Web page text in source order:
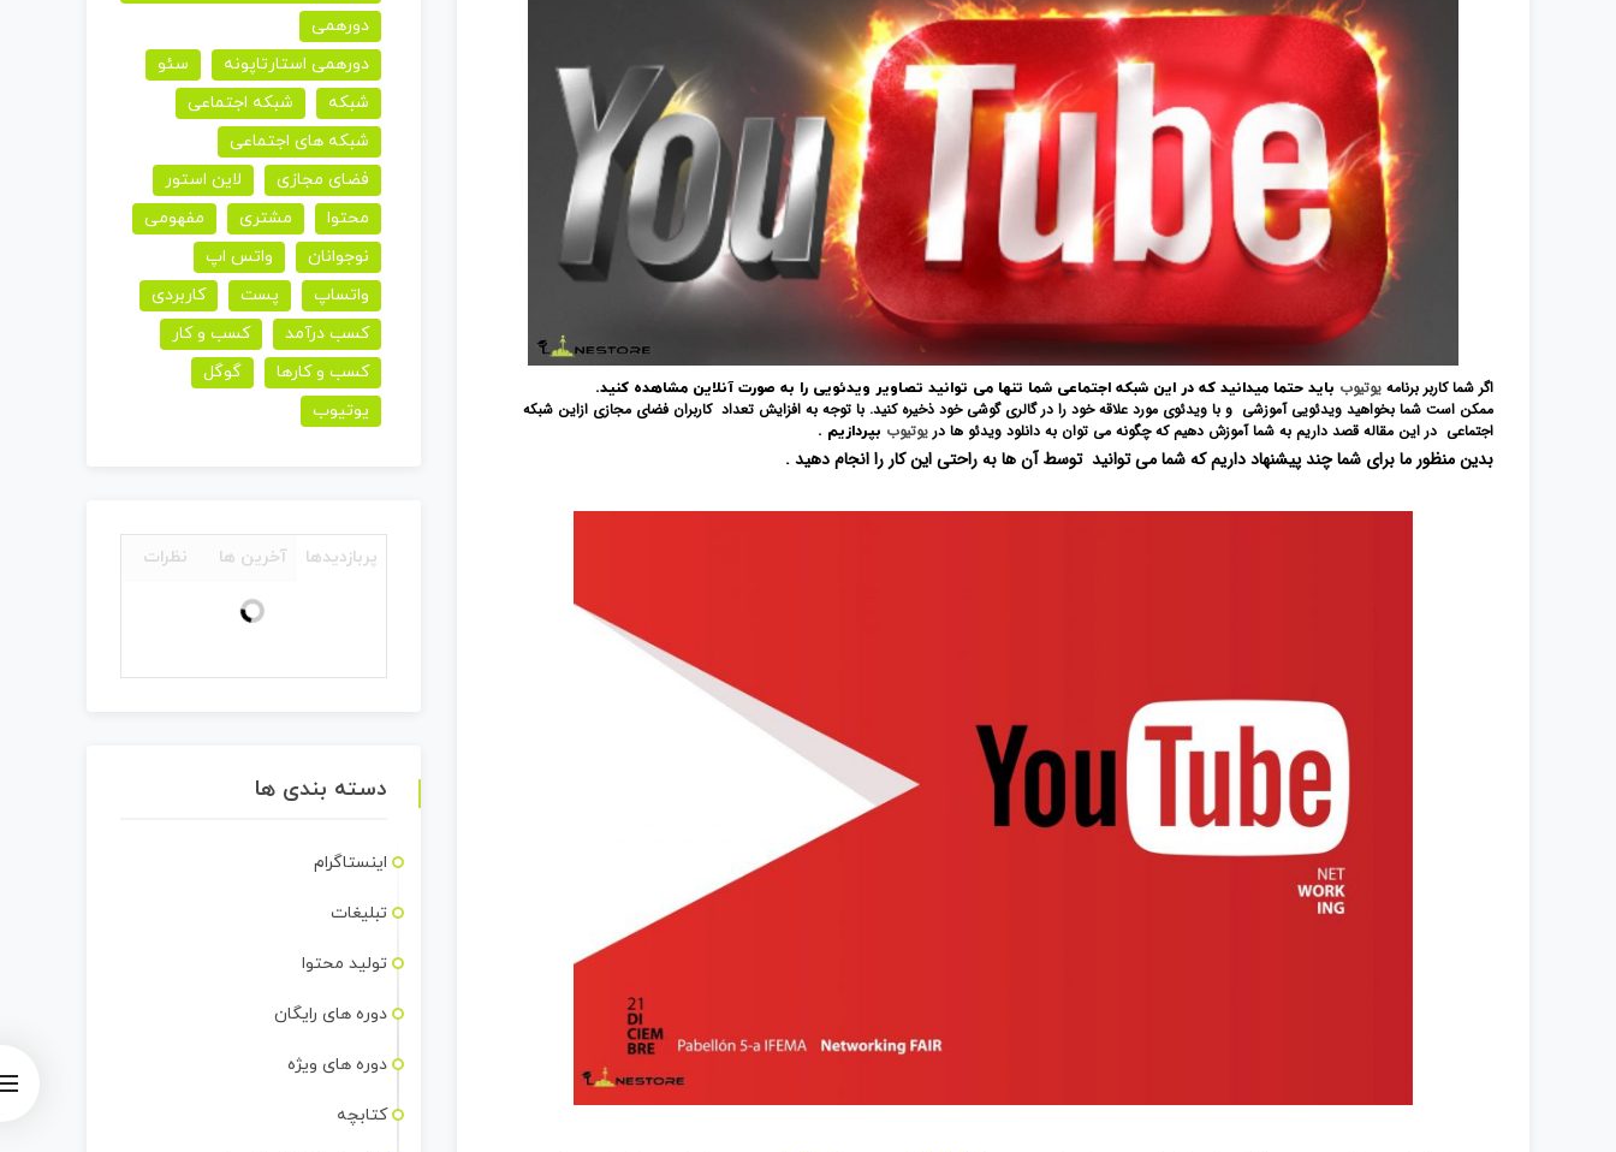
اگر شما کاربر برنامه یوتیوب باید حتما میدانید که در این شبکه اجتماعی شما تنها می توانید تصاویر ویدئویی را به صورت آنلاین مشاهده کنید.
ممکن است شما بخواهید ویدئویی آموزشی و با ویدئوی مورد علاقه خود را در گالری گوشی خود ذخیره کنید. با توجه به افزایش تعداد کاربران فضای مجازی ازاین شبکه
اجتماعی در این مقاله قصد داریم به شما آموزش دهیم که چگونه می توان به دانلود ویدئو ها در یوتیوب بپردازیم .
بدین منظور ما برای شما چند پیشنهاد داریم که شما می توانید توسط آن ها به راحتی این کار را انجام دهید .
دورهمی
دورهمی استارتاپونه
سئو
شبکه
شبکه اجتماعی
شبکه های اجتماعی
فضای مجازی
لاین استور
محتوا
مشتری
مفهومی
نوجوانان
واتس اپ
واتساپ
پست
کاربردی
کسب درآمد
کسب و کار
کسب و کارها
گوگل
یوتیوب
پربازدیدها آخرین ها نظرات
دسته بندی ها
اینستاگرام
تبلیغات
تولید محتوا
دوره های رایگان
دوره های ویژه
کتابچه